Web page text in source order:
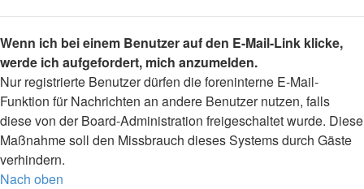
Wenn ich bei einem Benutzer auf den E-Mail-Link klicke,
werde ich aufgefordert, mich anzumelden.
Nur registrierte Benutzer dürfen die foreninterne E-Mail-
Funktion für Nachrichten an andere Benutzer nutzen, falls
diese von der Board-Administration freigeschaltet wurde. Diese
Maßnahme soll den Missbrauch dieses Systems durch Gäste
verhindern.
Nach oben